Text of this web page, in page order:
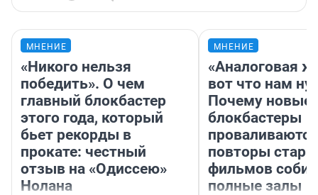
МНЕНИЕ
«Никого нельзя
победить». О чем
главный блокбастер
этого года, который
бьет рекорды в
прокате: честный
отзыв на «Одиссею»
Нолана
МНЕНИЕ
«Аналоговая
вот что нам
Почему новые
блокбастеры
повторы
фильмов
полные залы